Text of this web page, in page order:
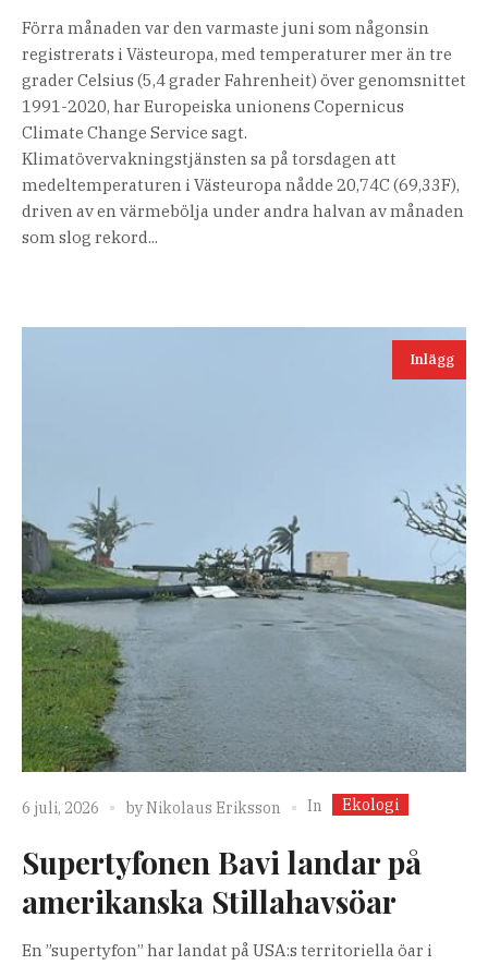
Förra månaden var den varmaste juni som någonsin
registrerats i Västeuropa, med temperaturer mer än tre
grader Celsius (5,4 grader Fahrenheit) över genomsnittet
1991-2020, har Europeiska unionens Copernicus
Climate Change Service sagt.
Klimatövervakningstjänsten sa på torsdagen att
medeltemperaturen i Västeuropa nådde 20,74C (69,33F),
driven av en värmebölja under andra halvan av månaden
som slog rekord...
Inlägg
6 juli, 2026 byNikolaus Eriksson In Ekologi
Supertyfonen Bavi landar på
amerikanska Stillahavsöar
En ”supertyfon” har landat på USA:s territoriella öar i